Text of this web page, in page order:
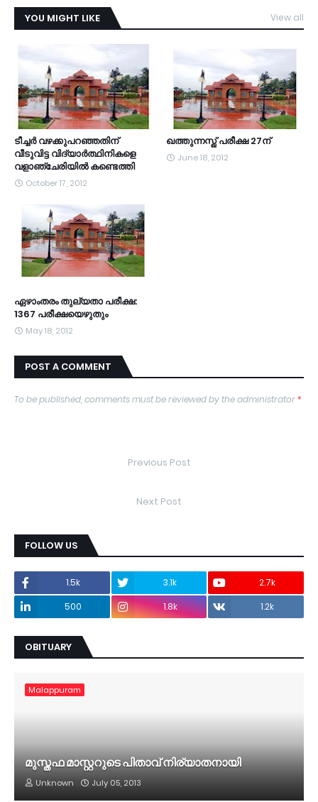
YOU MIGHT LIKE View all
ടീച്ചര്‍ വഴക്കുപറഞ്ഞതിന്
വീടുവിട്ട വിദ്യാര്‍ത്ഥിനികളെ
വളാഞ്ചേരിയില്‍ കണ്ടെത്തി
October 17, 2012
ഖത്തുന്നസ്ഖ് പരീക്ഷ 27ന്
June 18, 2012
ഏഴാംതരം തുല്യതാ പരീക്ഷ:
1367 പരീക്ഷയെഴുതും
May 18, 2012
POST A COMMENT
To be published, comments must be reviewed by the administrator*
Previous Post
Next Post
FOLLOW US
1.5k 3.1k
2.7k
500
1.8k 1.2k
OBITUARY
Malappuram
മുസ്തഫ മാസ്റ്ററുടെ പിതാവ് നിര്യാതനായി
Unknown July 05, 2013